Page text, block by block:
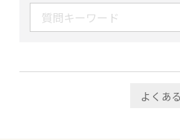
よくあ